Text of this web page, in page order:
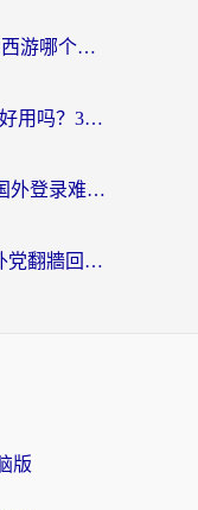
海外党选回国加速器：斧牛和西游哪个好？附Windows免费试用&实用避坑指南
海外党必看：穿梭和PandaCN好用吗？3分钟选对回国加速器，无缝刷剧玩国服
海外党必看：解决交管12123国外登录难题，选对回国加速器就能无缝刷国内资源
迅游和快帆TV版好用吗？海外党翻牆回大陆选加速器的避坑指南
版